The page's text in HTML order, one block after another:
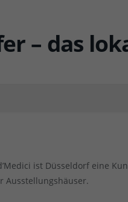
ist Düsseldorf eine
Ausstellungshäuser.